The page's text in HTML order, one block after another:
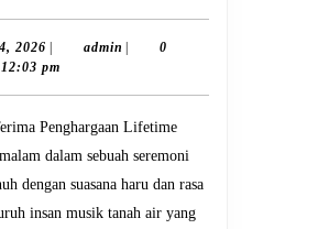
Senior
Terima
Lifetime
Achievement
Haru
2026 February
24,
admin admin0
12:03 pm
dalam sebuah seremoni
dengan suasana haru dan rasa
insan musik tanah air yang